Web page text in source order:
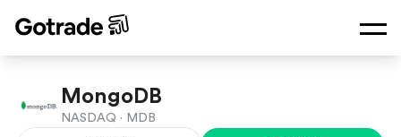
MongoDB
NASDAQ · MDB